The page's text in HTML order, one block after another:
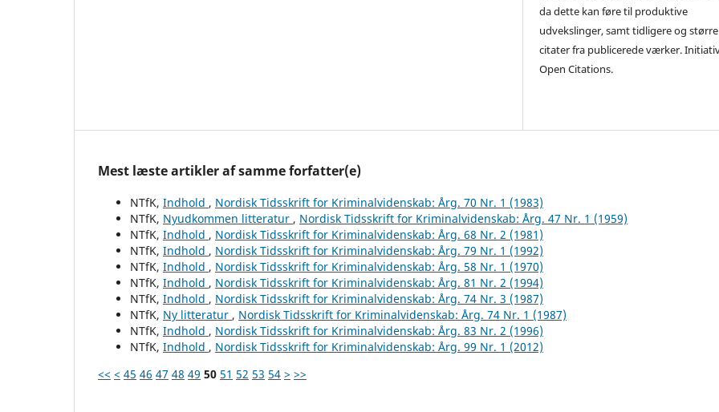
da dette kan føre til produktive
udvekslinger, samt tidligere og større
citater fra publicerede værker.
Open Citations.
Mest læste artikler af samme forfatter(e)
NTfK, Indhold , Nordisk Tidsskrift for Kriminalvidenskab: Årg. 70 Nr. 1 (1983)
NTfK, Nyudkommen litteratur , Nordisk Tidsskrift for Kriminalvidenskab: Årg. 47 Nr. 1 (1959)
NTfK, Indhold , Nordisk Tidsskrift for Kriminalvidenskab: Årg. 68 Nr. 2 (1981)
NTfK, Indhold , Nordisk Tidsskrift for Kriminalvidenskab: Årg. 79 Nr. 1 (1992)
NTfK, Indhold , Nordisk Tidsskrift for Kriminalvidenskab: Årg. 58 Nr. 1 (1970)
NTfK, Indhold , Nordisk Tidsskrift for Kriminalvidenskab: Årg. 81 Nr. 2 (1994)
NTfK, Indhold , Nordisk Tidsskrift for Kriminalvidenskab: Årg. 74 Nr. 3 (1987)
NTfK, Ny litteratur , Nordisk Tidsskrift for Kriminalvidenskab: Årg. 74 Nr. 1 (1987)
NTfK, Indhold , Nordisk Tidsskrift for Kriminalvidenskab: Årg. 83 Nr. 2 (1996)
NTfK, Indhold , Nordisk Tidsskrift for Kriminalvidenskab: Årg. 99 Nr. 1 (2012)
<< < 45 46 47 48 49 50 51 52 53 54 > >>